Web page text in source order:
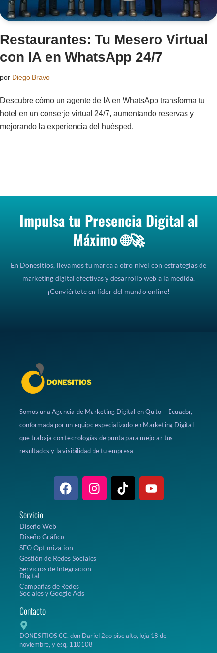
Restaurantes: Tu Mesero Virtual
con IA en WhatsApp 24/7
por Diego Bravo
Descubre cómo un agente de IA en WhatsApp transforma tu
hotel en un conserje virtual 24/7, aumentando reservas y
mejorando la experiencia del huésped.
Impulsa tu Presencia Digital al
Máximo 🌐🚀
En Donesitios, llevamos tu marca a otro nivel con estrategias de
marketing digital efectivas y desarrollo web a la medida.
¡Conviértete en líder del mundo online!
Somos una Agencia de Marketing Digital en Quito – Ecuador,
conformada por un equipo especializado en Marketing Digital
que trabaja con tecnologías de punta para mejorar tus
resultados y la visibilidad de tu empresa
Servicio
Diseño Web
Diseño Gráfico
SEO Optimization
Gestión de Redes Sociales
Servicios de Integración
Digital
Campañas de Redes
Sociales y Google Ads
Contacto
DONESITIOS CC. don Daniel 2do piso alto, loja 18 de
noviembre, y esq, 110108